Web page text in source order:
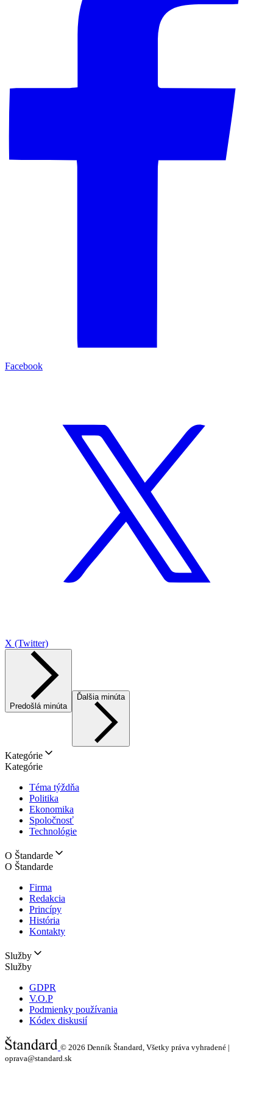
Facebook
X (Twitter)
Predošlá minúta
Ďalšia minúta
Kategórie
Kategórie
Téma týždňa
Politika
Ekonomika
Spoločnosť
Technológie
O Štandarde
O Štandarde
Firma
Redakcia
Princípy
História
Kontakty
Služby
Služby
GDPR
V.O.P
Podmienky používania
Kódex diskusií
© 2026 Denník Štandard, Všetky práva vyhradené |
oprava@standard.sk